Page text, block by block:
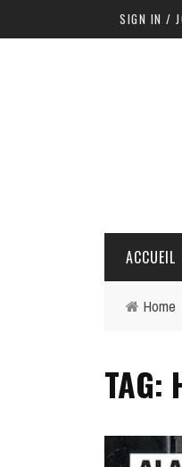
SIGN IN /
ACCUEIL
Home
TAG: